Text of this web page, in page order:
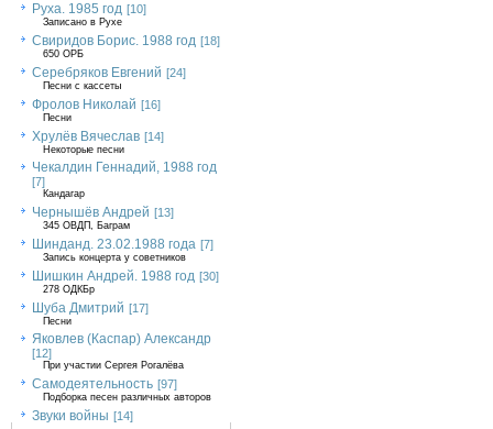
Руха. 1985 год [10]
Записано в Рухе
Свиридов Борис. 1988 год [18]
650 ОРБ
Серебряков Евгений [24]
Песни с кассеты
Фролов Николай [16]
Песни
Хрулёв Вячеслав [14]
Некоторые песни
Чекалдин Геннадий, 1988 год
[7]
Кандагар
Чернышёв Андрей [13]
345 ОВДП, Баграм
Шинданд. 23.02.1988 года [7]
Запись концерта у советников
Шишкин Андрей. 1988 год [30]
278 ОДКБр
Шуба Дмитрий [17]
Песни
Яковлев (Каспар) Александр
[12]
При участии Сергея Рогалёва
Самодеятельность [97]
Подборка песен различных авторов
Звуки войны [14]